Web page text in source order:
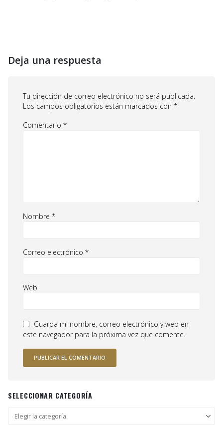
Deja una respuesta
Tu dirección de correo electrónico no será publicada.
Los campos obligatorios están marcados con *
Comentario *
Nombre *
Correo electrónico *
Web
Guarda mi nombre, correo electrónico y web en
este navegador para la próxima vez que comente.
SELECCIONAR CATEGORÍA
Seleccionar
categoría